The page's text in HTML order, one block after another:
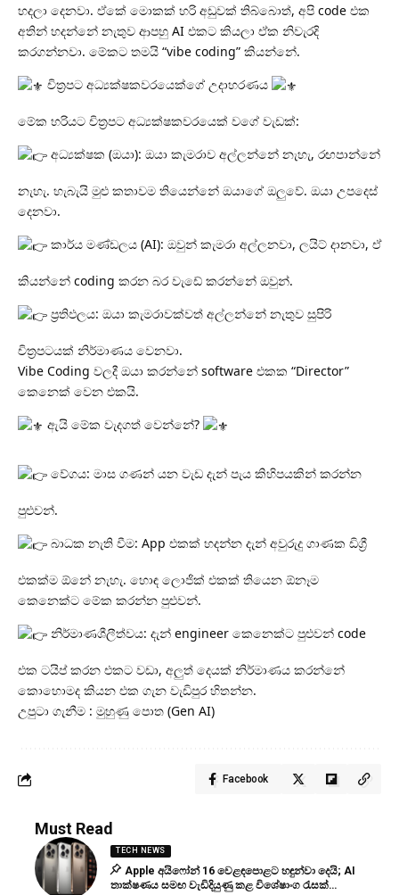
හදලා දෙනවා. ඒකේ මොකක් හරි අඩුවක් තිබ්බොත්, අපි code එක
අතින් හදන්නේ නැතුව ආපහු AI එකට කියලා ඒක නිවැරදි
කරගන්නවා. මේකට තමයි “vibe coding” කියන්නේ.
චිත්‍රපට අධ්‍යක්ෂකවරයෙක්ගේ උදාහරණය
මේක හරියට චිත්‍රපට අධ්‍යක්ෂකවරයෙක් වගේ වැඩක්:
අධ්‍යක්ෂක (ඔයා): ඔයා කැමරාව අල්ලන්නේ නැහැ, රඟපාන්නේ
නැහැ. හැබැයි මුළු කතාවම තියෙන්නේ ඔයාගේ ඔලුවේ. ඔයා උපදෙස්
දෙනවා.
කාර්ය මණ්ඩලය (AI): ඔවුන් කැමරා අල්ලනවා, ලයිට් දානවා, ඒ
කියන්නේ coding කරන බර වැඩේ කරන්නේ ඔවුන්.
ප්‍රතිඵලය: ඔයා කැමරාවක්වත් අල්ලන්නේ නැතුව සුපිරි
චිත්‍රපටයක් නිර්මාණය වෙනවා.
Vibe Coding වලදී ඔයා කරන්නේ software එකක “Director”
කෙනෙක් වෙන එකයි.
ඇයි මේක වැදගත් වෙන්නේ?
වේගය: මාස ගණන් යන වැඩ දැන් පැය කිහිපයකින් කරන්න
පුළුවන්.
බාධක නැති වීම: App එකක් හදන්න දැන් අවුරුදු ගාණක ඩිග්‍රී
එකක්ම ඕනේ නැහැ. හොඳ ලොජික් එකක් තියෙන ඕනෑම
කෙනෙක්ට මේක කරන්න පුළුවන්.
නිර්මාණශීලීත්වය: දැන් engineer කෙනෙක්ට පුළුවන් code
එක ටයිප් කරන එකට වඩා, අලුත් දෙයක් නිර්මාණය කරන්නේ
කොහොමද කියන එක ගැන වැඩිපුර හිතන්න.
උපුටා ගැනීම : මුහුණු පොත (Gen AI)
Facebook
Must Read
TECH NEWS
Apple අයිෆෝන් 16 වෙළඳපොළට හඳුන්වා දෙයි; AI
තාක්ෂණය සමඟ වැඩිදියුණු කළ විශේෂාංග රැසක්…